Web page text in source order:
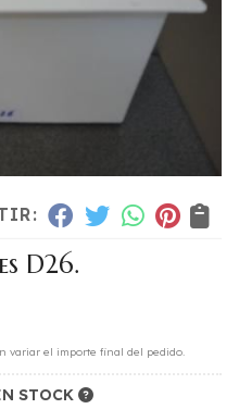
D26.
variar el importe final del pedido.
STOCK